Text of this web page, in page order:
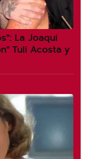
La Joaqui
Tuli Acosta y